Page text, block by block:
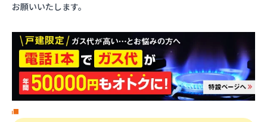
お願いいたします。